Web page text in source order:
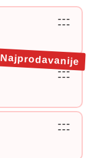
---
---
---
---
Najprodavanije
---
---